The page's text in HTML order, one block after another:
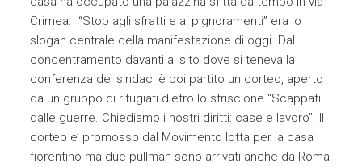
Crimea. “Stop agli sfratti e ai pignoramenti” era lo
slogan centrale della manifestazione di oggi. Dal
concentramento davanti al sito dove si teneva la
conferenza dei sindaci è poi partito un corteo, aperto
da un gruppo di rifugiati dietro lo striscione “Scappati
dalle guerre. Chiediamo i nostri diritti: case e lavoro”. Il
corteo e’ promosso dal Movimento lotta per la casa
fiorentino ma due pullman sono arrivati anche da Roma